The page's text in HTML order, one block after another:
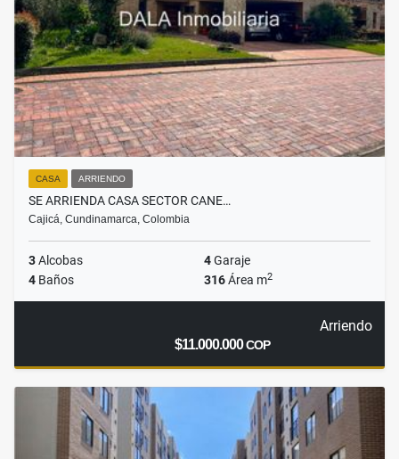
CASA ARRIENDO
SE ARRIENDA CASA SECTOR CANE…
Cajicá, Cundinamarca, Colombia
3Alcobas 4Garaje
4 Baños 316Área m2
Arriendo
$11.000.000COP